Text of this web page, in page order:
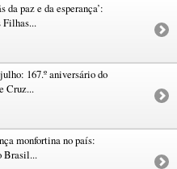
da paz e da esperança’:
Filhas...
167.º aniversário do
Cruz...
monfortina no país:
Brasil...